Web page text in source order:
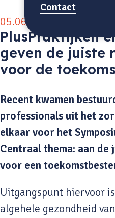
Contact
05.06.2025
PlusPraktijken
geven de juiste
voor de
Recent kwamen
professionals uit het
elkaar voor het
Centraal thema: aan de
voor een
Uitgangspunt hiervoor
algehele gezondheid